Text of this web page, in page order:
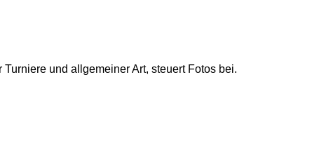
und allgemeiner Art, steuert Fotos bei.